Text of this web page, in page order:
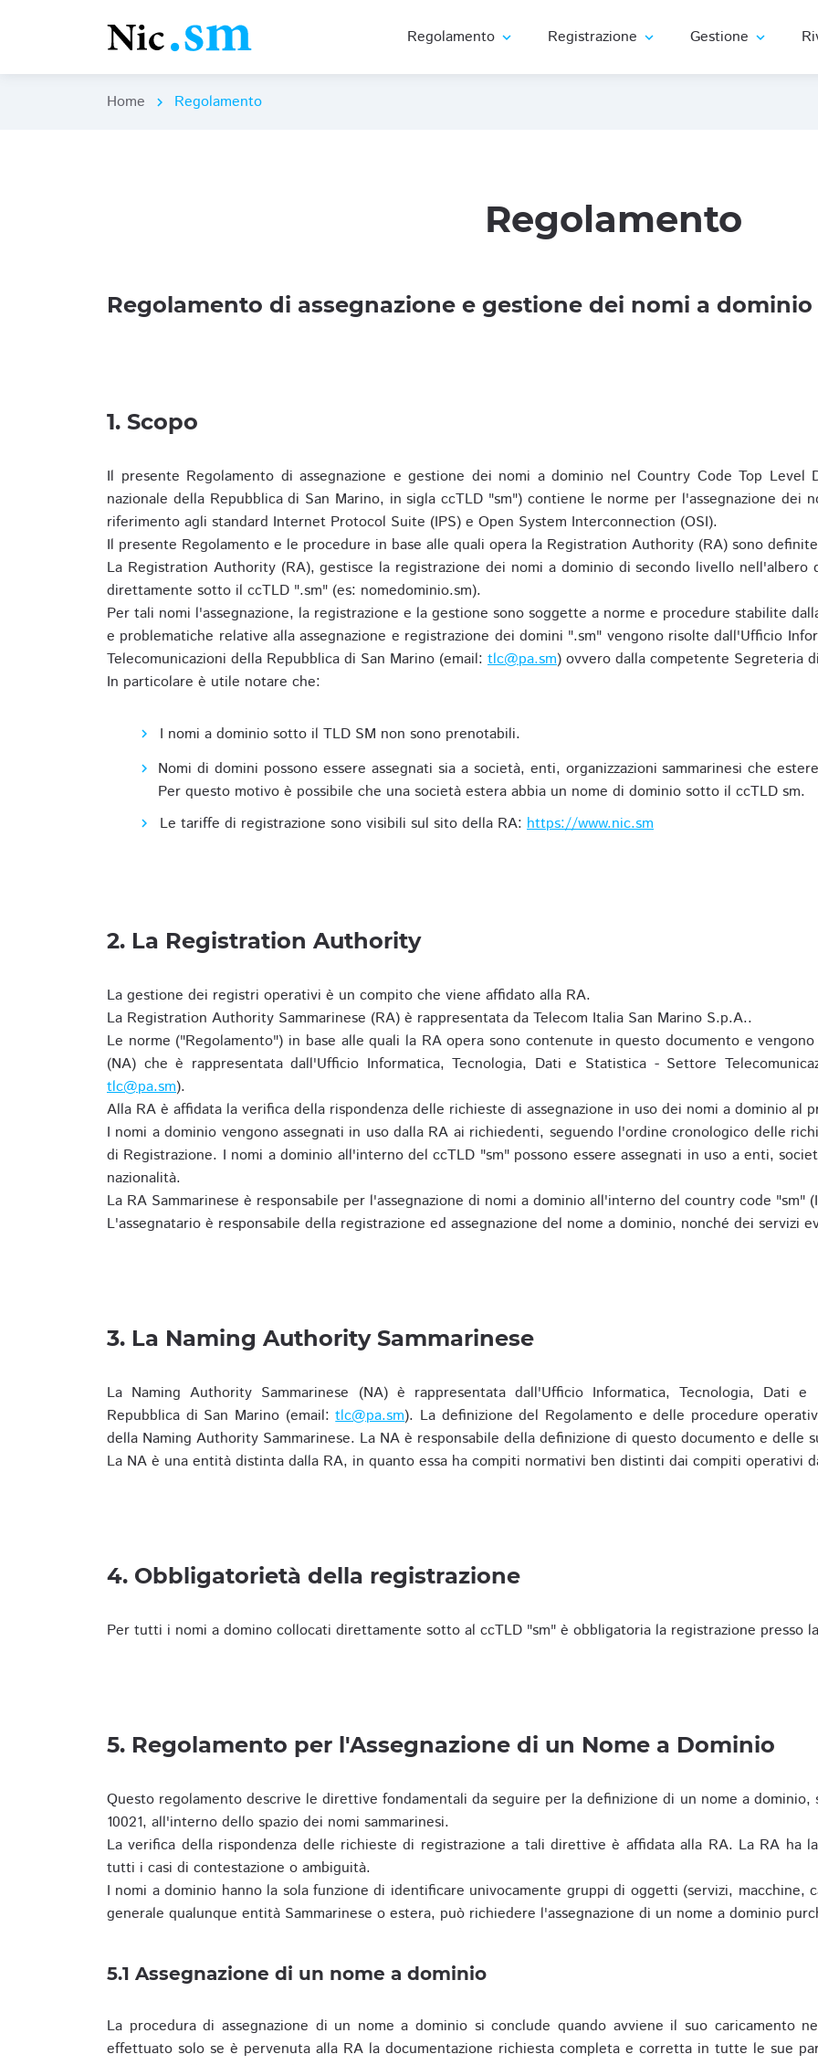
Regolamento expand_more Registrazione expand_more Gestione expand_more
Home chevron_right Regolamento
Regolamento
Regolamento di assegnazione e gestione dei nomi a dominio
1. Scopo
Il presente Regolamento di assegnazione e gestione dei nomi a dominio nel Country Code Top Level
nazionale della Repubblica di San Marino, in sigla ccTLD "sm") contiene le norme per l'assegnazione dei
riferimento agli standard Internet Protocol Suite (IPS) e Open System Interconnection (OSI).
Il presente Regolamento e le procedure in base alle quali opera la Registration Authority (RA) sono
La Registration Authority (RA), gestisce la registrazione dei nomi a dominio di secondo livello nell'albero
direttamente sotto il ccTLD ".sm" (es: nomedominio.sm).
Per tali nomi l'assegnazione, la registrazione e la gestione sono soggette a norme e procedure stabilite
e problematiche relative alla assegnazione e registrazione dei domini ".sm" vengono risolte dall'Ufficio
Telecomunicazioni della Repubblica di San Marino (email: tlc@pa.sm) ovvero dalla competente Segreteria
In particolare è utile notare che:
I nomi a dominio sotto il TLD SM non sono prenotabili.
Nomi di domini possono essere assegnati sia a società, enti, organizzazioni sammarinesi che
Per questo motivo è possibile che una società estera abbia un nome di dominio sotto il ccTLD sm.
Le tariffe di registrazione sono visibili sul sito della RA: https://www.nic.sm
2. La Registration Authority
La gestione dei registri operativi è un compito che viene affidato alla RA.
La Registration Authority Sammarinese (RA) è rappresentata da Telecom Italia San Marino S.p.A..
Le norme ("Regolamento") in base alle quali la RA opera sono contenute in questo documento e
(NA) che è rappresentata dall'Ufficio Informatica, Tecnologia, Dati e Statistica - Settore
tlc@pa.sm).
Alla RA è affidata la verifica della rispondenza delle richieste di assegnazione in uso dei nomi a dominio al
I nomi a dominio vengono assegnati in uso dalla RA ai richiedenti, seguendo l'ordine cronologico delle
di Registrazione. I nomi a dominio all'interno del ccTLD "sm" possono essere assegnati in uso a enti,
nazionalità.
La RA Sammarinese è responsabile per l'assegnazione di nomi a dominio all'interno del country code "sm"
L'assegnatario è responsabile della registrazione ed assegnazione del nome a dominio, nonché dei servizi
3. La Naming Authority Sammarinese
La Naming Authority Sammarinese (NA) è rappresentata dall'Ufficio Informatica, Tecnologia, Dati
Repubblica di San Marino (email:tlc@pa.sm). La definizione del Regolamento e delle procedure
della Naming Authority Sammarinese. La NA è responsabile della definizione di questo documento e delle
La NA è una entità distinta dalla RA, in quanto essa ha compiti normativi ben distinti dai compiti operativi
4. Obbligatorietà della registrazione
Per tutti i nomi a domino collocati direttamente sotto al ccTLD "sm" è obbligatoria la registrazione presso
5. Regolamento per l'Assegnazione di un Nome a Dominio
Questo regolamento descrive le direttive fondamentali da seguire per la definizione di un nome a
10021, all'interno dello spazio dei nomi sammarinesi.
La verifica della rispondenza delle richieste di registrazione a tali direttive è affidata alla RA. La RA ha
tutti i casi di contestazione o ambiguità.
I nomi a dominio hanno la sola funzione di identificare univocamente gruppi di oggetti (servizi, macchine,
generale qualunque entità Sammarinese o estera, può richiedere l'assegnazione di un nome a dominio
5.1 Assegnazione di un nome a dominio
La procedura di assegnazione di un nome a dominio si conclude quando avviene il suo caricamento
effettuato solo se è pervenuta alla RA la documentazione richiesta completa e corretta in tutte le sue